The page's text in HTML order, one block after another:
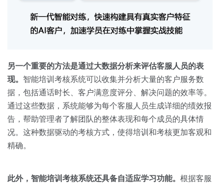
另一个重要的方法是通过大数据分析来评估客服人员的表
现。 智能培训考核系统可以收集并分析大量的客户服务数
据，包括通话时长、客户满意度评分、解决问题的效率等。
通过这些数据，系统能够为每个客服人员生成详细的绩效报
告，帮助管理者了解团队的整体表现和每个成员的具体情
况。这种数据驱动的考核方式，使得培训和考核更加客观和
精确。
此外，智能培训考核系统还具备自适应学习功能。 根据客服